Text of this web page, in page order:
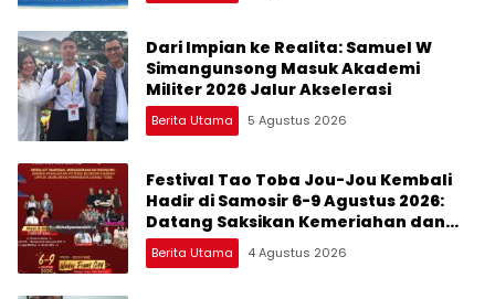
Dari Impian ke Realita: Samuel W
Simangunsong Masuk Akademi
Militer 2026 Jalur Akselerasi
Berita Utama 5 Agustus 2026
Festival Tao Toba Jou-Jou Kembali
Hadir di Samosir 6-9 Agustus 2026:
Datang Saksikan Kemeriahan dan
Raih Peluangnya
Berita Utama 4 Agustus 2026